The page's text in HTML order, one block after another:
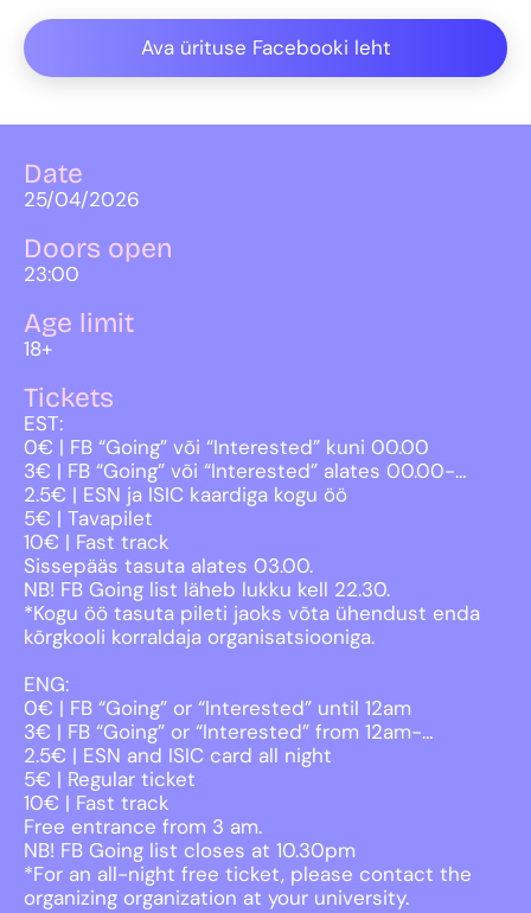
Ava ürituse Facebooki leht
Date
25/04/2026
Doors open
23:00
Age limit
18+
Tickets
EST:
0€ | FB “Going” või “Interested” kuni 00.00
3€ | FB “Going” või “Interested” alates 00.00-…
2.5€ | ESN ja ISIC kaardiga kogu öö
5€ | Tavapilet
10€ | Fast track
Sissepääs tasuta alates 03.00.
NB! FB Going list läheb lukku kell 22.30.
*Kogu öö tasuta pileti jaoks võta ühendust enda
kõrgkooli korraldaja organisatsiooniga.
ENG:
0€ | FB “Going” or “Interested” until 12am
3€ | FB “Going” or “Interested” from 12am-…
2.5€ | ESN and ISIC card all night
5€ | Regular ticket
10€ | Fast track
Free entrance from 3 am.
NB! FB Going list closes at 10.30pm
*For an all-night free ticket, please contact the
organizing organization at your university.